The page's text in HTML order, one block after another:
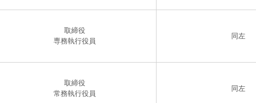
取締役
専務執行役員
同左
取締役
常務執行役員
同左